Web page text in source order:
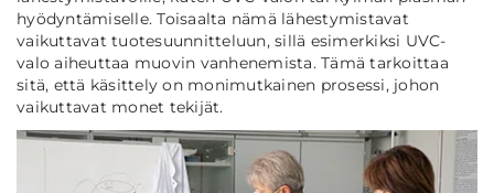
hyödyntämiselle. Toisaalta nämä lähestymistavat
vaikuttavat tuotesuunnitteluun, sillä esimerkiksi UVC-
valo aiheuttaa muovin vanhenemista. Tämä tarkoittaa
sitä, että käsittely on monimutkainen prosessi, johon
vaikuttavat monet tekijät.